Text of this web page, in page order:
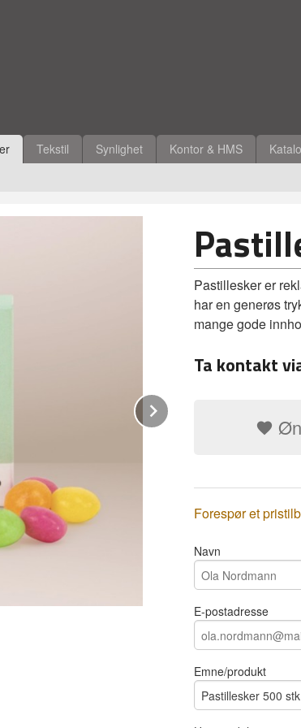
Tekstil Synlighet Kontor & HMS
Pastillesker er
har en generøs
mange gode
Ta kontakt
Forespør et
Navn
E-postadresse
Emne/produkt